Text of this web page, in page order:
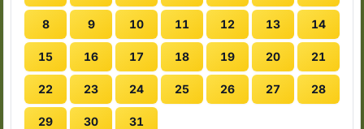
8 9 10 11 12 13 14
15 16 17 18 19 20 21
22 23 24 25 26 27 28
29 30 31